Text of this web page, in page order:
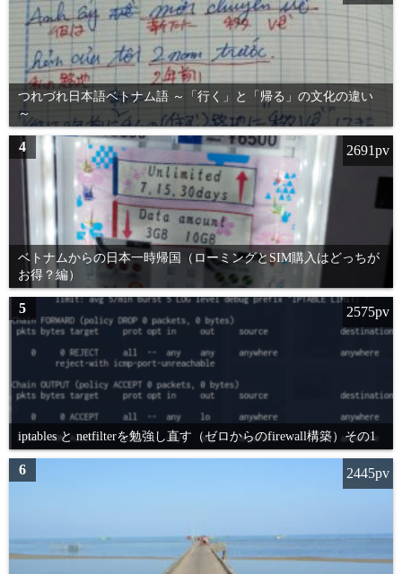
つれづれ日本語ベトナム語 ～「行く」と「帰る」の文化の違い
～
4
ベトナムからの日本一時帰国（ローミングとSIM購入はどっちが
お得？編）
2691pv
5
iptables と netfilterを勉強し直す（ゼロからのfirewall構築）その1
2575pv
6 2445pv